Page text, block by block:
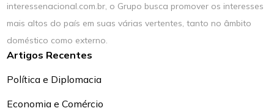
interessenacional.com.br, o Grupo busca promover os interesses
mais altos do país em suas várias vertentes, tanto no âmbito
doméstico como externo.
Artigos Recentes
Política e Diplomacia
Economia e Comércio